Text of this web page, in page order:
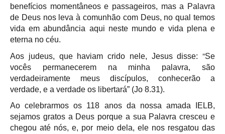
benefícios momentâneos e passageiros, mas a Palavra
de Deus nos leva à comunhão com Deus, no qual temos
vida em abundância aqui neste mundo e vida plena e
eterna no céu.
Aos judeus, que haviam crido nele, Jesus disse: “Se
vocês permanecerem na minha palavra, são
verdadeiramente meus discípulos, conhecerão a
verdade, e a verdade os libertará” (Jo 8.31).
Ao celebrarmos os 118 anos da nossa amada IELB,
sejamos gratos a Deus porque a sua Palavra cresceu e
chegou até nós, e, por meio dela, ele nos resgatou das